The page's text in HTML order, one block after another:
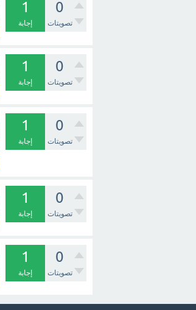
0
تصويتات
1
إجابة
0
تصويتات
1
إجابة
0
تصويتات
1
إجابة
0
تصويتات
1
إجابة
0
تصويتات
1
إجابة